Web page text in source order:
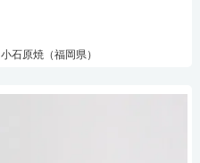
小石原焼（福岡県）